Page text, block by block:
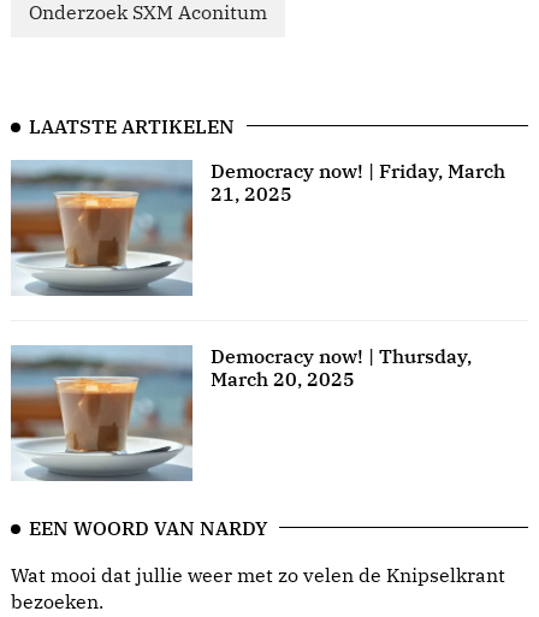
Onderzoek SXM Aconitum
LAATSTE ARTIKELEN
Democracy now! | Friday, March
21, 2025
Democracy now! | Thursday,
March 20, 2025
EEN WOORD VAN NARDY
Wat mooi dat jullie weer met zo velen de Knipselkrant
bezoeken.